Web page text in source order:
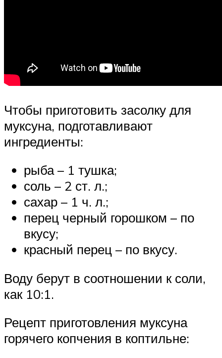
Чтобы приготовить засолку для
муксуна, подготавливают
ингредиенты:
рыба – 1 тушка;
соль ­– 2 ст. л.;
сахар – 1 ч. л.;
перец черный горошком – по
вкусу;
красный перец – по вкусу.
Воду берут в соотношении к соли,
как 10:1.
Рецепт приготовления муксуна
горячего копчения в коптильне: